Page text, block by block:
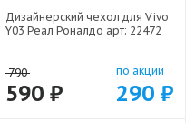
Дизайнерский чехол для Vivo
Y03 Реал Роналдо арт: 22472
790
590 ₽
по акции
290 ₽